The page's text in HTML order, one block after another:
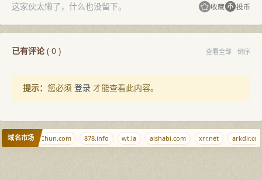
这家伙太懒了，什么也没留下。 收藏 投币
已有评论( 0 ) 查看全部 倒序
提示： 您必须 登录 才能查看此内容。
域名市场
QiJingChun.com 878.info wt.la aishabi.com xrr.net arkdir.com